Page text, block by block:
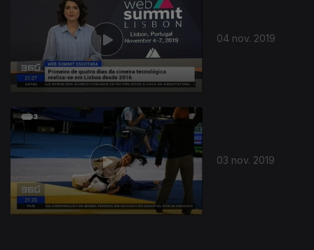
04 nov. 2019
03 nov. 2019